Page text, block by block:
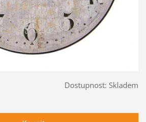
Dostupnost: Skladem